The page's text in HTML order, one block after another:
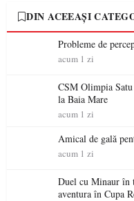
DIN ACEEAȘI
Probleme de
acum 1 zi
CSM Olimpia Satu Mare
la Baia Mare
acum 1 zi
Amical de gală
acum 1 zi
Duel cu Minaur în
aventura în Cupa